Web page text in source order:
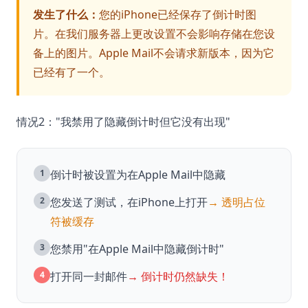
发生了什么： 您的iPhone已经保存了倒计时图
片。在我们服务器上更改设置不会影响存储在您设
备上的图片。Apple Mail不会请求新版本，因为它
已经有了一个。
情况2："我禁用了隐藏倒计时但它没有出现"
1 倒计时被设置为在Apple Mail中隐藏
2 您发送了测试，在iPhone上打开→ 透明占位
符被缓存
3 您禁用"在Apple Mail中隐藏倒计时"
4 打开同一封邮件→ 倒计时仍然缺失！